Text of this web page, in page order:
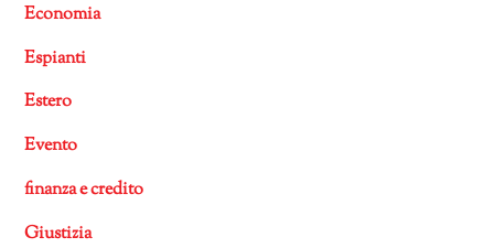
Economia
Espianti
Estero
Evento
finanza e credito
Giustizia